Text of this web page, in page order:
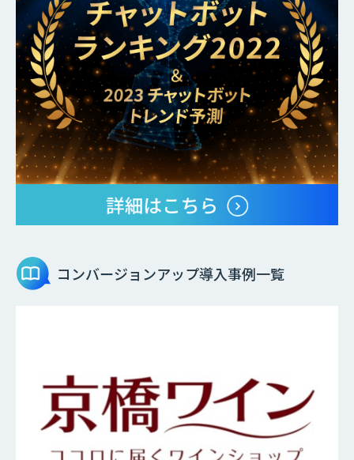
コンバージョンアップ導入事例一覧